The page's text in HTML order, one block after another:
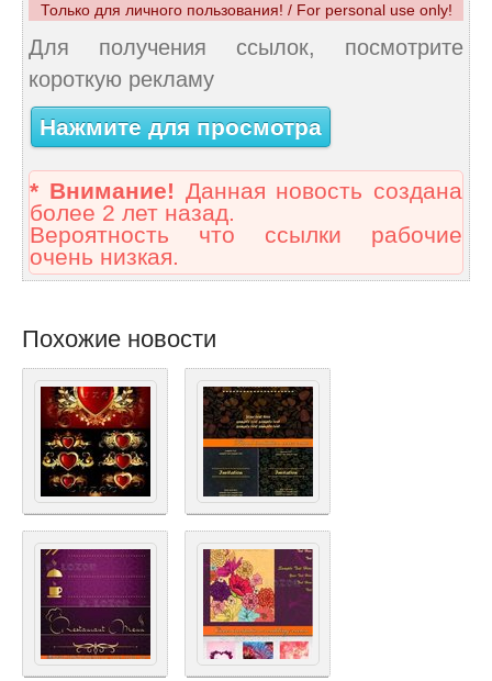
Только для личного пользования! / For personal use only!
Для получения ссылок, посмотрите
короткую рекламу
Нажмите для просмотра
* Внимание! Данная новость создана
более 2 лет назад.
Вероятность что ссылки рабочие
очень низкая.
Похожие новости